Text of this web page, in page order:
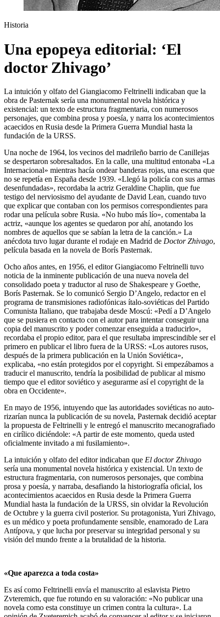
Historia
Una epopeya editorial: ‘El
doctor Zhivago’
La intuición y olfato del Giangiacomo Feltrinelli indicaban que la
obra de Pasternak sería una monumental novela histórica y
existencial: un texto de estructura fragmentaria, con numerosos
perso­najes, que combina prosa y poesía, y narra los acontecimientos
acaecidos en Rusia desde la Primera Guerra Mundial hasta la
fundación de la URSS.
Una noche de 1964, los vecinos del madrileño barrio de Canillejas
se despertaron sobresaltados. En la calle, una multitud entonaba «La
Internacional» mientras hacía ondear banderas rojas, una escena que
no se repetía en España desde 1939. «Llegó la policía con sus armas
desenfun­dadas», recordaba la actriz Geraldine Chaplin, que fue
testigo del nervio­sismo del ayudante de David Lean, cuando tuvo
que explicar que contaban con los permisos correspondientes para
rodar una película sobre Rusia. «No hubo más lío», comentaba la
actriz, «aunque los agentes se queda­ron por ahí, anotando los
nombres de aquellos que se sabían la letra de la canción.» La
anécdota tuvo lugar durante el rodaje en Madrid de Doctor Zhivago,
película basada en la novela de Borís Pasternak.
Ocho años antes, en 1956, el editor Giangiacomo Feltrinelli tuvo
noticia de la inminente publicación de una nueva novela del
consolidado poeta y traductor al ruso de Shakespeare y Goethe,
Borís Pasternak. Se lo comu­nicó Sergio D’Angelo, redactor en el
programa de transmisiones radiofó­nicas ítalo-soviéticas del Partido
Comunista Italiano, que trabajaba desde Moscú: «Pedí a D’Angelo
que se pusiera en contacto con el autor para intentar conseguir una
copia del manuscrito y poder comenzar enseguida a traducirlo»,
recordaba el propio editor, para el que resultaba imprescindi­ble ser el
primero en publicar el libro fuera de la URSS: «Los autores rusos,
después de la primera publicación en la Unión Soviética»,
explicaba, «no están protegidos por el copyright. Si empezábamos a
traducir el manuscri­to, tendría la posibilidad de publicar al mismo
tiempo que el editor soviéti­co y asegurarme así el copyright de la
obra en Occidente».
En mayo de 1956, intuyendo que las autoridades soviéticas no auto­
rizarían nunca la publicación de su novela, Pasternak decidió aceptar
la propuesta de Feltrinelli y le entregó el manuscrito mecanografiado
en cirílico diciéndole: «A partir de este momento, queda usted
oficialmente invitado a mi fusilamiento».
La intuición y olfato del editor indicaban que El doctor Zhivago
sería una monumental novela histórica y existencial. Un texto de
estructura fragmentaria, con numerosos perso­najes, que combina
prosa y poesía, y narraba, desafiando la historiografía oficial, los
acontecimientos acaecidos en Rusia desde la Primera Guerra
Mundial hasta la fundación de la URSS, sin olvidar la Revolución
de Octubre y la guerra civil posterior. Su protago­nista, Yuri Zhivago,
es un médico y poeta profundamente sensible, enamo­rado de Lara
Antípova, y que lucha por preservar su integridad personal y su
visión del mundo frente a la brutalidad de la historia.
«Que aparezca a toda costa»
Es así como Feltrinelli envía el manuscrito al eslavista Pietro
Zvteremich, que fue rotundo en su valoración: «No publicar una
novela como esta constituye un crimen contra la cultura». La